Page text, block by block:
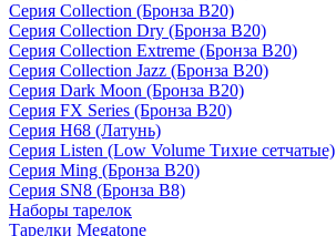
Серия Collection (Бронза B20)
Серия Collection Dry (Бронза B20)
Серия Collection Extreme (Бронза B20)
Серия Collection Jazz (Бронза B20)
Серия Dark Moon (Бронза B20)
Серия FX Series (Бронза B20)
Серия H68 (Латунь)
Серия Listen (Low Volume Тихие сетчатые)
Серия Ming (Бронза B20)
Серия SN8 (Бронза B8)
Наборы тарелок
Тарелки Megatone